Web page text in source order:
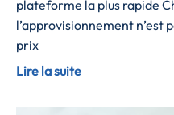
plateforme la plus rapide
l’approvisionnement n’est
prix
Lire la suite